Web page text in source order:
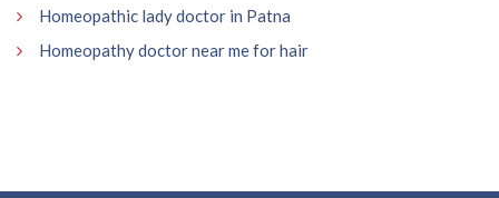
Homeopathic lady doctor in Patna
Homeopathy doctor near me for hair